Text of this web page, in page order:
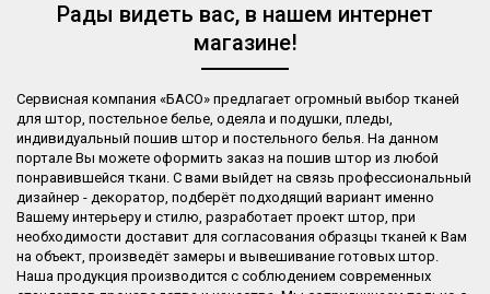
Рады видеть вас, в нашем интернет
магазине!
Сервисная компания «БАСО» предлагает огромный выбор тканей
для штор, постельное белье, одеяла и подушки, пледы,
индивидуальный пошив штор и постельного белья. На данном
портале Вы можете оформить заказ на пошив штор из любой
понравившейся ткани. С вами выйдет на связь профессиональный
дизайнер - декоратор, подберёт подходящий вариант именно
Вашему интерьеру и стилю, разработает проект штор, при
необходимости доставит для согласования образцы тканей к Вам
на объект, произведёт замеры и вывешивание готовых штор.
Наша продукция производится с соблюдением современных